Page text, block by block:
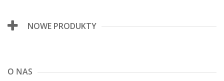
NOWE PRODUKTY
O NAS